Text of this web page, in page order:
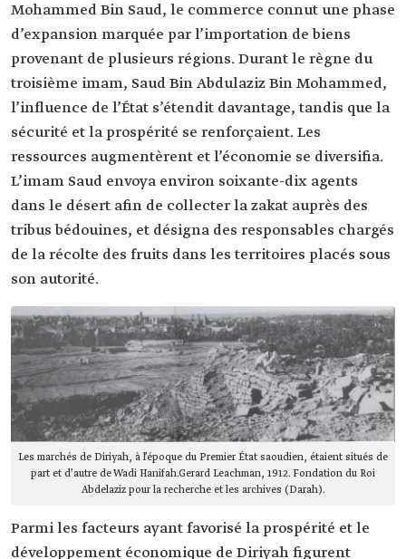
Mohammed Bin Saud, le commerce connut une phase
d’expansion marquée par l’importation de biens
provenant de plusieurs régions. Durant le règne du
troisième imam, Saud Bin Abdulaziz Bin Mohammed,
l’influence de l’État s’étendit davantage, tandis que la
sécurité et la prospérité se renforçaient. Les
ressources augmentèrent et l’économie se diversifia.
L’imam Saud envoya environ soixante-dix agents
dans le désert afin de collecter la zakat auprès des
tribus bédouines, et désigna des responsables chargés
de la récolte des fruits dans les territoires placés sous
son autorité.
Les marchés de Diriyah, à l’époque du Premier État saoudien, étaient situés de
part et d’autre de Wadi Hanifah.Gerard Leachman, 1912. Fondation du Roi
Abdelaziz pour la recherche et les archives (Darah).
Parmi les facteurs ayant favorisé la prospérité et le
développement économique de Diriyah figurent